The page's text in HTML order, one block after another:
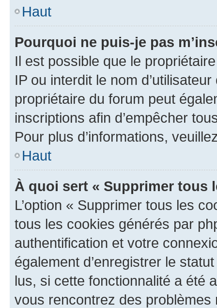
Haut
Pourquoi ne puis-je pas
Il est possible que le
IP ou interdit le nom
propriétaire du forum peut
inscriptions afin d’empêcher
Pour plus d’informations,
Haut
À quoi sert « Supprimer tous
L’option « Supprimer tous les
tous les cookies générés par
authentification et votre
également d’enregistrer le
lus, si cette fonctionnalité a été
vous rencontrez des